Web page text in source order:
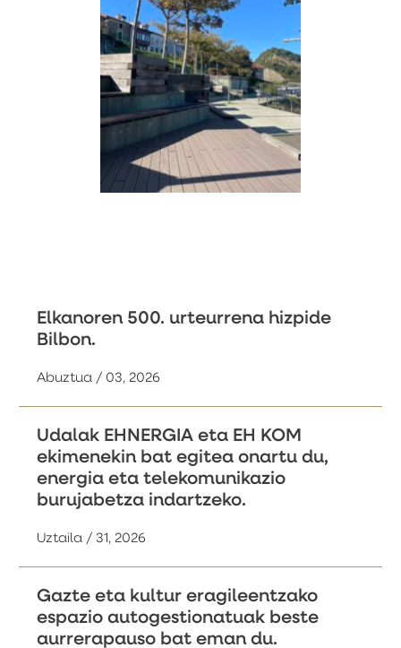
Elkanoren 500. urteurrena hizpide
Bilbon.
Abuztua / 03, 2026
Udalak EHNERGIA eta EH KOM
ekimenekin bat egitea onartu du,
energia eta telekomunikazio
burujabetza indartzeko.
Uztaila / 31, 2026
Gazte eta kultur eragileentzako
espazio autogestionatuak beste
aurrerapauso bat eman du.